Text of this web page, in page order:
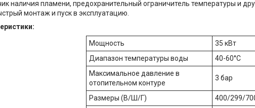
наличия пламени, предохранительный ограничитель температуры и
монтаж и пуск в эксплуатацию.
Мощность
35 кВт
Диапазон температуры воды
40-60°C
Максимальное давление в
отопительном контуре
3 бар
Размеры (В/Ш/Г)
400/299/